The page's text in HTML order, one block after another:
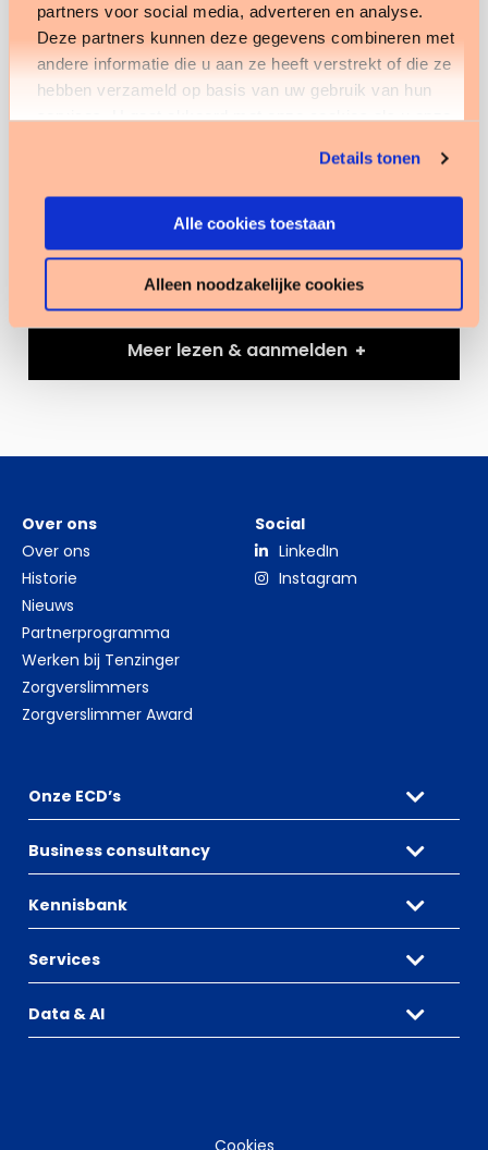
partners voor social media, adverteren en analyse.
Deze partners kunnen deze gegevens combineren met
andere informatie die u aan ze heeft verstrekt of die ze
hebben verzameld op basis van uw gebruik van hun
services. U gaat akkoord met onze cookies als u onze
Details tonen
Alle cookies toestaan
Alleen noodzakelijke cookies
traditioneel onderzoek en de randvoorwaarden. In
het vervolg van de voorlichtingsbijeenkomst
neemt Anton Kuijer, 6G Data Scientist, je mee in de
de slag met tekstanalyse is dichterbij dan je
Meer lezen & aanmelden
Over ons
Over ons
Historie
Nieuws
Partnerprogramma
Werken bij Tenzinger
Zorgverslimmers
Zorgverslimmer Award
Social
LinkedIn
Instagram
Onze ECD’s
Business consultancy
Kennisbank
Services
Data & AI
Cookies